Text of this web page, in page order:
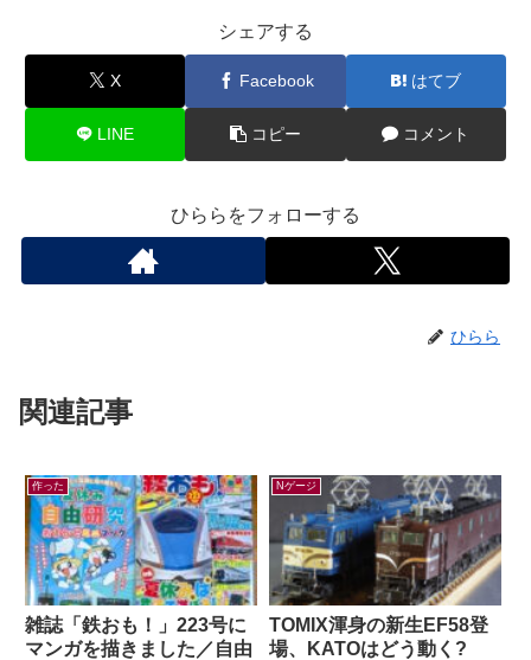
シェアする
X Facebook はてブ
LINE コピー コメント
ひららをフォローする
ひらら
関連記事
作った
雑誌「鉄おも！」223号に
マンガを描きました／自由
Nゲージ
TOMIX渾身の新生EF58登
場、KATOはどう動く?